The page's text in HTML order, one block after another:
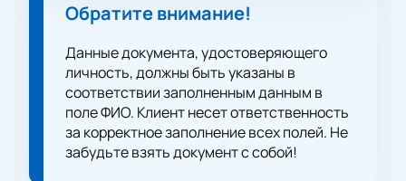
Обратите внимание!
Данные документа, удостоверяющего
личность, должны быть указаны в
соответствии заполненным данным в
поле ФИО. Клиент несет ответственность
за корректное заполнение всех полей. Не
забудьте взять документ с собой!